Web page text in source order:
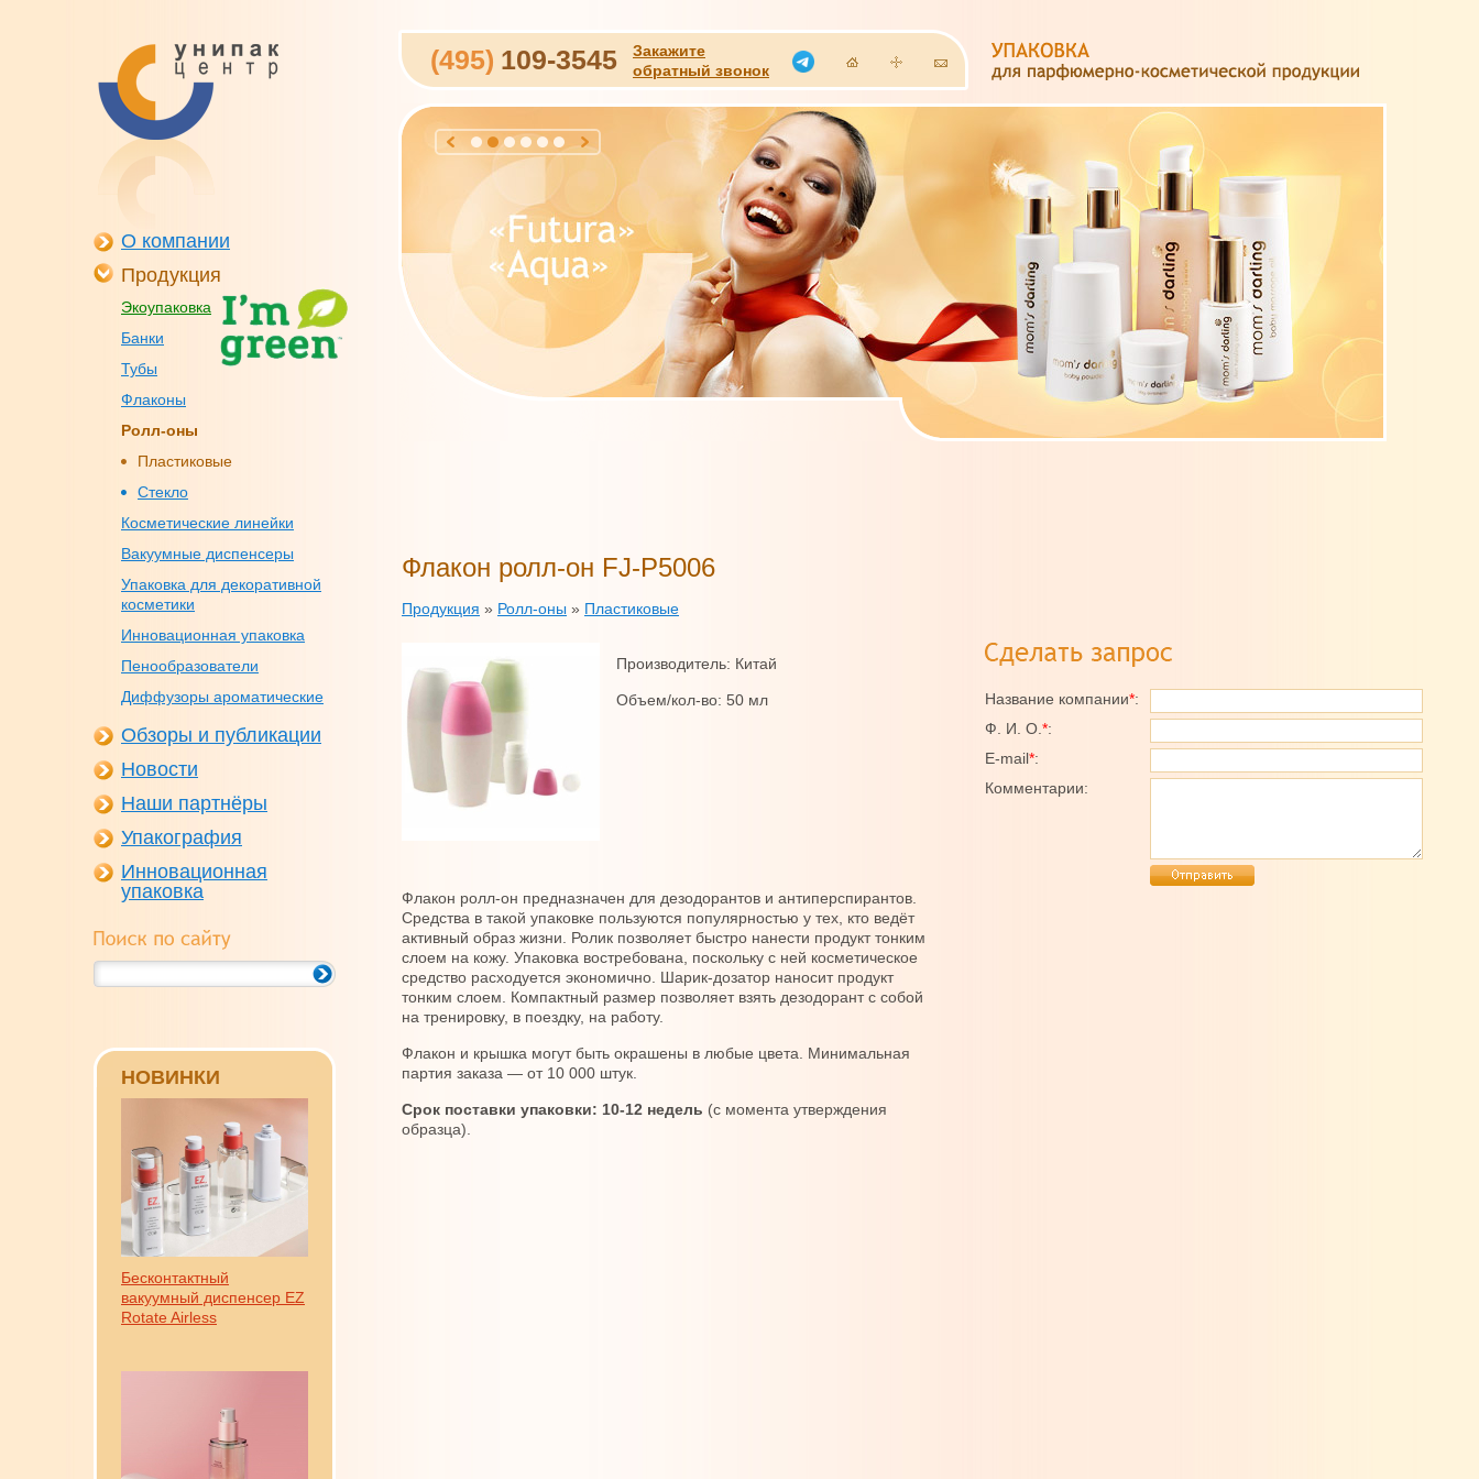
О компании
Продукция
Экоупаковка
Банки
Тубы
Флаконы
Ролл-оны
Пластиковые
Стекло
Косметические линейки
Вакуумные диспенсеры
Упаковка для декоративной
косметики
Инновационная упаковка
Пенообразователи
Диффузоры ароматические
Обзоры и публикации
Новости
Наши партнёры
Упакография
Инновационная
упаковка
НОВИНКИ
Бесконтактный
вакуумный диспенсер EZ
Rotate Airless
(495) 109-3545
Закажите
обратный звонок
Флакон ролл-он FJ-P5006
Продукция » Ролл-оны » Пластиковые
Производитель: Китай
Объем/кол-во: 50 мл
Флакон ролл-он предназначен для дезодорантов и антиперспирантов.
Средства в такой упаковке пользуются популярностью у тех, кто ведёт
активный образ жизни. Ролик позволяет быстро нанести продукт тонким
слоем на кожу. Упаковка востребована, поскольку с ней косметическое
средство расходуется экономично. Шарик-дозатор наносит продукт
тонким слоем. Компактный размер позволяет взять дезодорант с собой
на тренировку, в поездку, на работу.
Флакон и крышка могут быть окрашены в любые цвета. Минимальная
партия заказа — от 10 000 штук.
Срок поставки упаковки: 10-12 недель (с момента утверждения
образца).
Название компании*:
Ф. И. О. *:
E-mail*:
Комментарии: